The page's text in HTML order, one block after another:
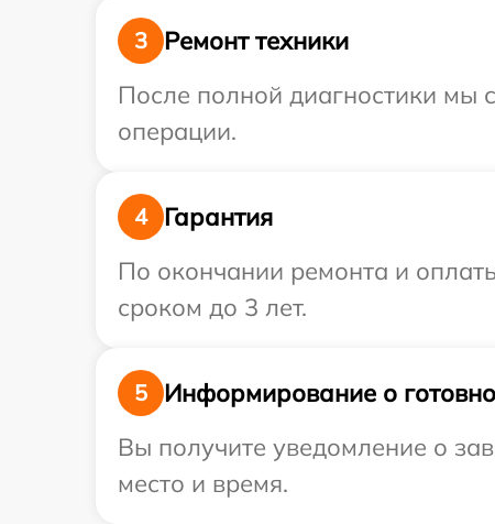
3
Ремонт техники
После полной диагностики мы
операции.
4
Гарантия
По окончании ремонта и
сроком до 3 лет.
5
Информирование о
Вы получите уведомление о
место и время.